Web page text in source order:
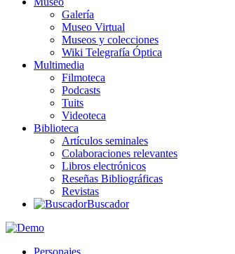
Galería
Museo Virtual
Museos y colecciones
Wiki Telegrafía Óptica
Multimedia
Filmoteca
Podcasts
Tuits
Videoteca
Biblioteca
Artículos seminales
Colaboraciones relevantes
Libros electrónicos
Reseñas Bibliográficas
Revistas
Buscador
Personajes